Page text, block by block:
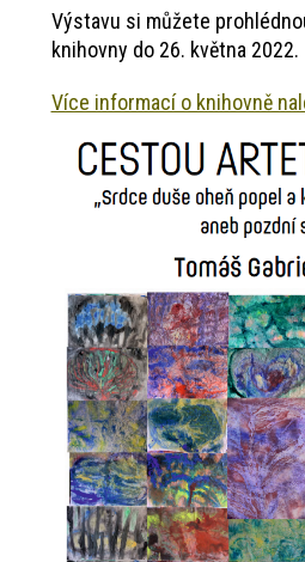
Výstavu si můžete
knihovny do 26. května 2022.
Více informací o knihovně